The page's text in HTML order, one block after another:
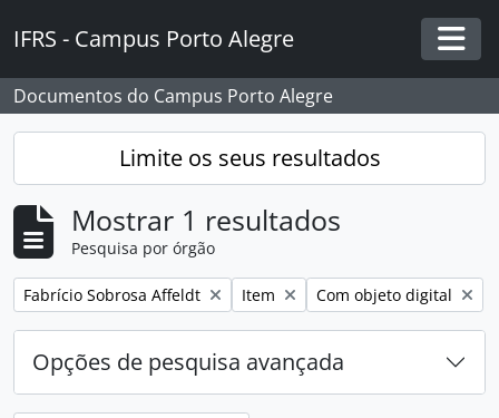
IFRS - Campus Porto Alegre
Documentos do Campus Porto Alegre
Limite os seus resultados
Mostrar 1 resultados
Pesquisa por órgão
Remover filtro:
Fabrício Sobrosa Affeldt Remover filtro:
Item Remover filtro:
Com objeto digital
Opções de pesquisa avançada